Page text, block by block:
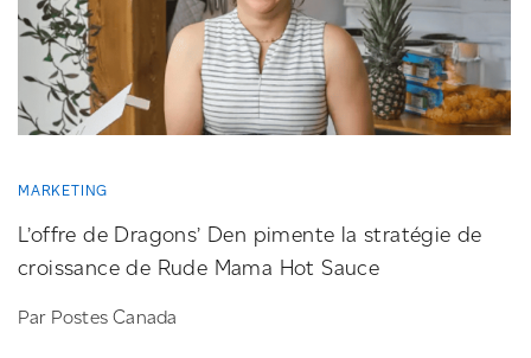
MARKETING
L’offre de Dragons’ Den pimente la stratégie de
croissance de Rude Mama Hot Sauce
Par Postes Canada